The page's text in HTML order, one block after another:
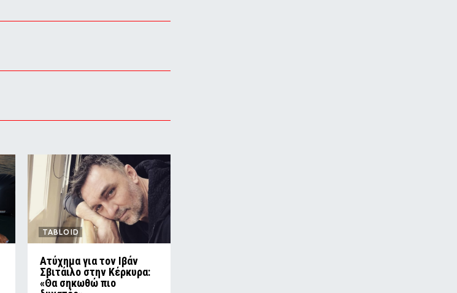
TABLOID
Ατύχημα για τον Ιβάν
Σβιτάιλο στην Κέρκυρα:
«Θα σηκωθώ πιο